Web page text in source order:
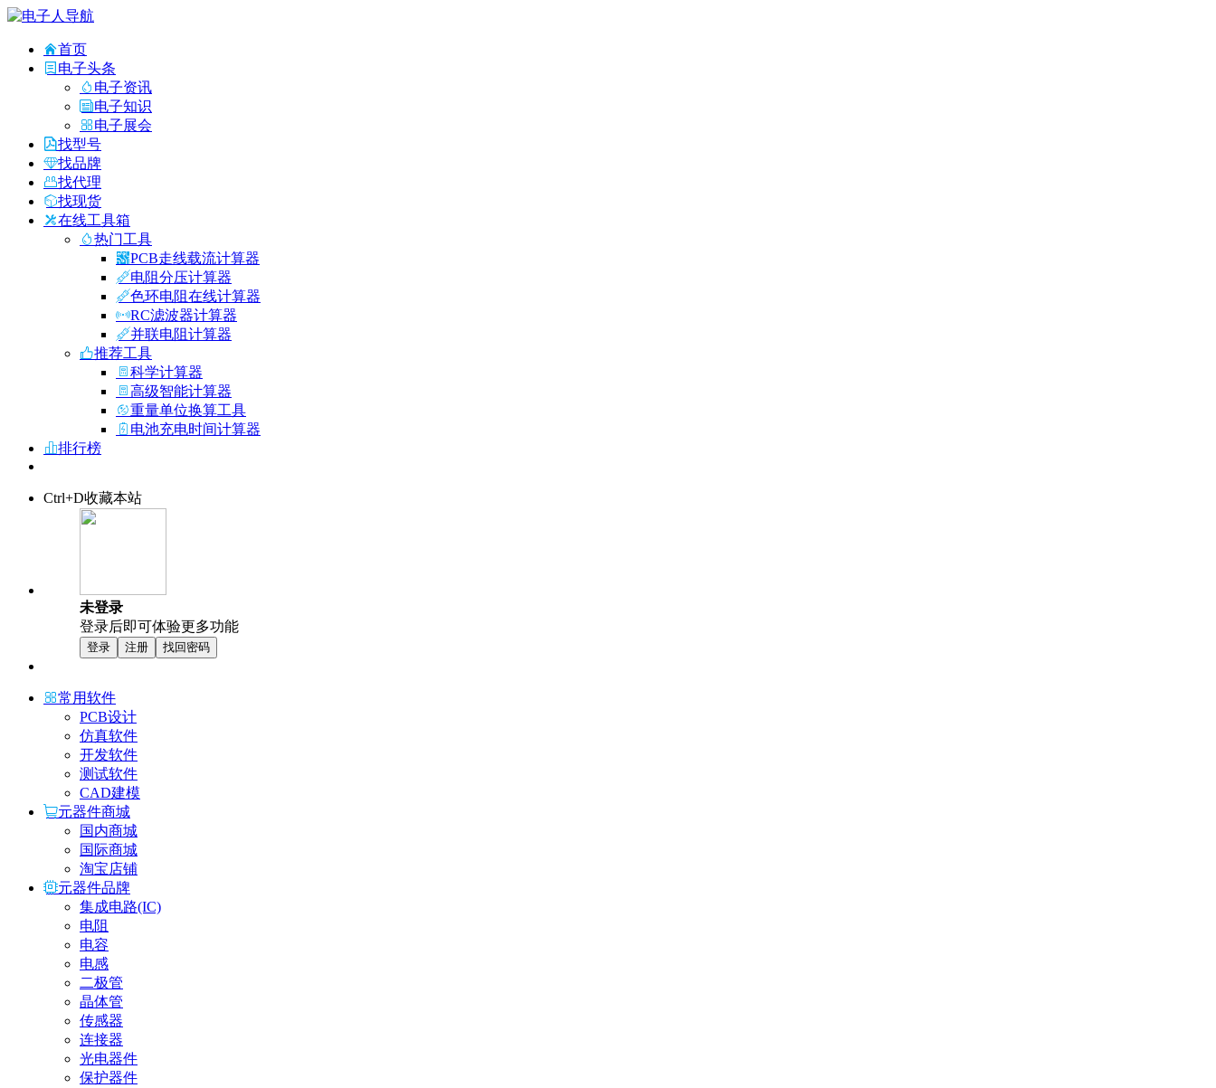
首页
电子头条
电子资讯
电子知识
电子展会
找型号
找品牌
找代理
找现货
在线工具箱
热门工具
PCB走线载流计算器
电阻分压计算器
色环电阻在线计算器
RC滤波器计算器
并联电阻计算器
推荐工具
科学计算器
高级智能计算器
重量单位换算工具
电池充电时间计算器
排行榜
Ctrl+D收藏本站
未登录
登录后即可体验更多功能
登录 注册 找回密码
常用软件
PCB设计
仿真软件
开发软件
测试软件
CAD建模
元器件商城
国内商城
国际商城
淘宝店铺
元器件品牌
集成电路(IC)
电阻
电容
电感
二极管
晶体管
传感器
连接器
光电器件
保护器件